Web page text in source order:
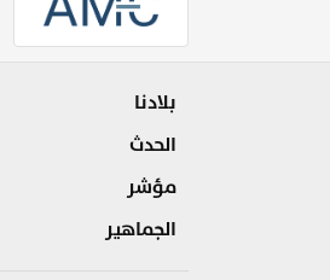
بلادنا
الحدث
مؤشر
الجماهير